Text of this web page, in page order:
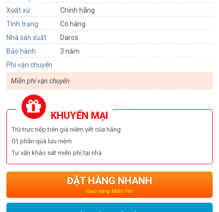
Xuất xứ
Chính hãng
Tình trạng
Có hàng
Nhà sản xuất
Daros
Bảo hành
3 năm
Phí vận chuyển
Miễn phí vận chuyển
KHUYẾN MẠI
Trừ trực tiếp trên giá niêm yết của hãng
01 phần quà lưu niệm
Tư vấn khảo sát miễn phí tại nhà
ĐẶT HÀNG NHANH
Giao hàng Miễn Phí